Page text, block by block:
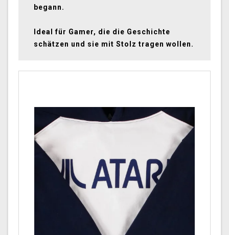
begann.
Ideal für Gamer, die die Geschichte
schätzen und sie mit Stolz tragen wollen.